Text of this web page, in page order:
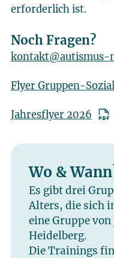
erforderlich ist.
Noch Fragen?
kontakt@autismus-
Flyer Gruppen-
Jahresflyer 2026
Wo &
Es gibt drei
Alters, die sich
eine Gruppe
Heidelberg.
Die Trainings